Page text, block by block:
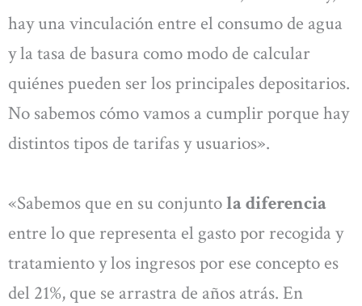
hay una vinculación entre el consumo de agua
y la tasa de basura como modo de calcular
quiénes pueden ser los principales depositarios.
No sabemos cómo vamos a cumplir porque hay
distintos tipos de tarifas y usuarios».
«Sabemos que en su conjuntola diferencia
entre lo que representa el gasto por recogida y
tratamiento y los ingresos por ese concepto es
del 21%, que se arrastra de años atrás. En